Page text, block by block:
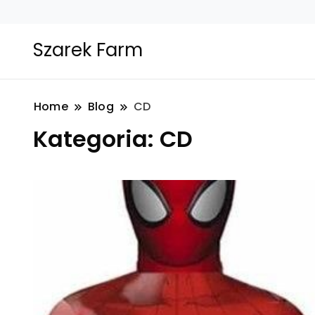
Szarek Farm
Home Blog CD
Kategoria: CD